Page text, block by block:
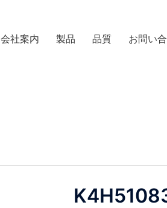
会社案内 製品 品質 お問い